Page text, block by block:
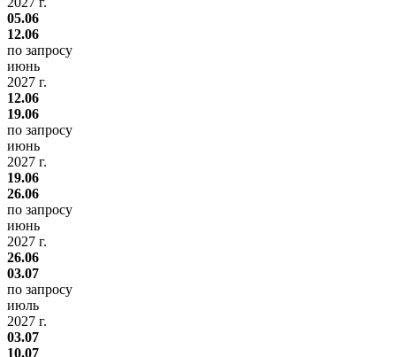
05.06
12.06
по запросу
июнь
2027 г.
12.06
19.06
по запросу
июнь
2027 г.
19.06
26.06
по запросу
июнь
2027 г.
26.06
03.07
по запросу
июль
2027 г.
03.07
10.07